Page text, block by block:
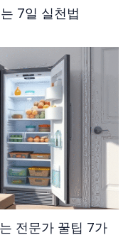
7일 실천법
전문가 꿀팁 7가